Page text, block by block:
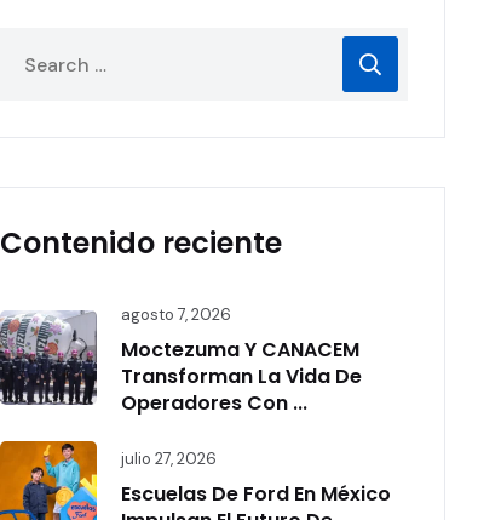
Contenido reciente
agosto 7, 2026
Moctezuma Y CANACEM
Transforman La Vida De
Operadores Con ...
julio 27, 2026
Escuelas De Ford En México